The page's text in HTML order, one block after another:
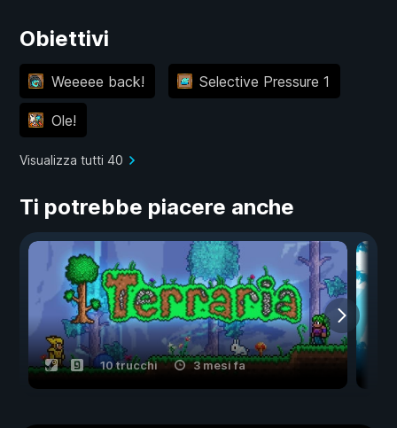
Obiettivi
Weeeee back! Selective Pressure 1
Ole!
Visualizza tutti 40
Ti potrebbe piacere anche
10 trucchi 3 mesi fa